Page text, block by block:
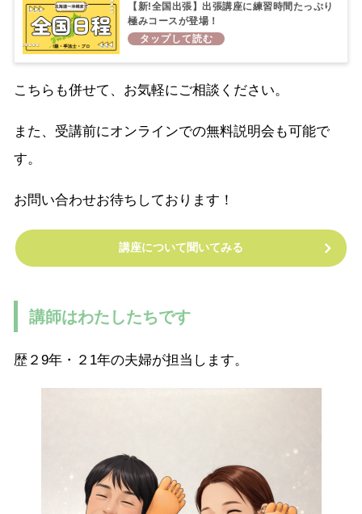
【新!全国出張】出張講座に練習時間たっぷり
極みコースが登場！
こちらも併せて、お気軽にご相談ください。
また、受講前にオンラインでの無料説明会も可能で
す。
お問い合わせお待ちしております！
講座について聞いてみる
講師はわたしたちです
歴２9年・２1年の夫婦が担当します。